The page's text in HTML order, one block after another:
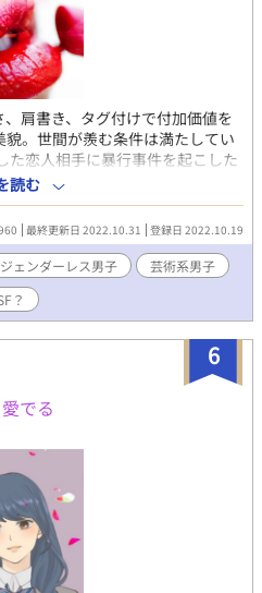
肩書き、タグ付けで付加価値を
。世間が羨む条件は満たしてい
た恋人相手に暴行事件を起こした
済んだが、定期的にカウンセリ
た。そこで出会った医師、真坂
向けてくる。
読む
最終更新日 2022.10.31 登録日 2022.10.19
ジェンダーレス男子
芸術系男子
？
6
でる